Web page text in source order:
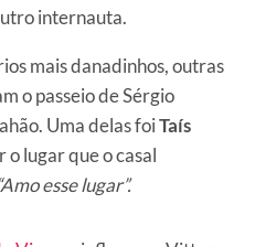
internauta.
mais danadinhos, outras
o passeio de Sérgio
Uma delas foiTaís
lugar que o casal
“Amo esse lugar”.